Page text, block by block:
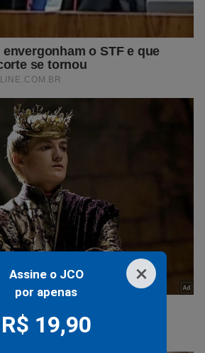
×
Assine o JCO
por apenas
R$ 19,90